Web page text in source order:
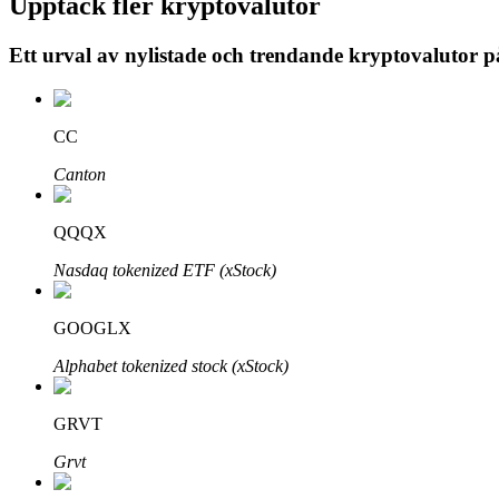
BTR-låsningar
Exklusiva investeringar för BTR-innehavare
Lån
Kryptostödd lånetjänst
Upptäck fler kryptovalutor
Ett urval av nylistade och trendande kryptovalutor
CC
Canton
QQQX
Nasdaq tokenized ETF (xStock)
GOOGLX
Alphabet tokenized stock (xStock)
GRVT
Grvt